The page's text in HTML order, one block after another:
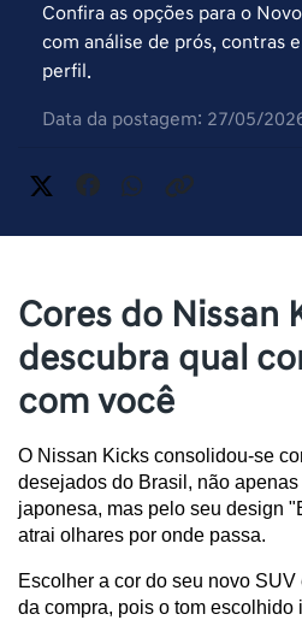
Confira as opções para o
com análise de prós, contras
perfil.
Data da postagem: 27/05/
Cores do Nissan
descubra qual
com você
O Nissan Kicks consolidou-se
desejados do Brasil, não
japonesa, mas pelo seu design
atrai olhares por onde passa.
Escolher a cor do seu novo SUV
da compra, pois o tom escolhido